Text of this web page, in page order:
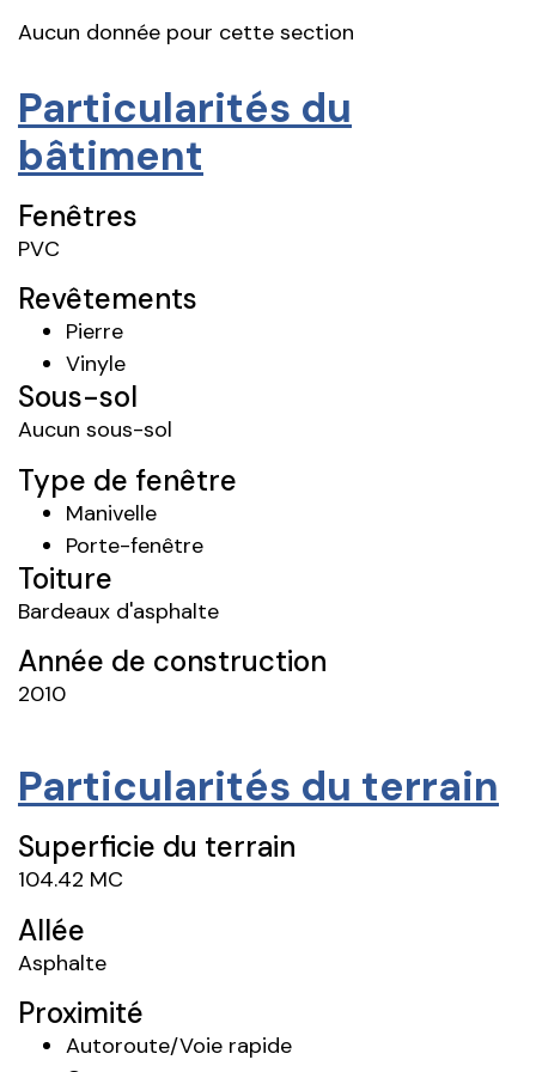
Aucun donnée pour cette section
Particularités du
bâtiment
Fenêtres
PVC
Revêtements
Pierre
Vinyle
Sous-sol
Aucun sous-sol
Type de fenêtre
Manivelle
Porte-fenêtre
Toiture
Bardeaux d'asphalte
Année de construction
2010
Particularités du terrain
Superficie du terrain
104.42 MC
Allée
Asphalte
Proximité
Autoroute/Voie rapide